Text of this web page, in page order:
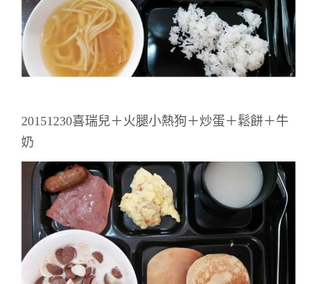
20151230喜瑞兒＋火腿小熱狗＋炒蛋＋鬆餅＋牛
奶